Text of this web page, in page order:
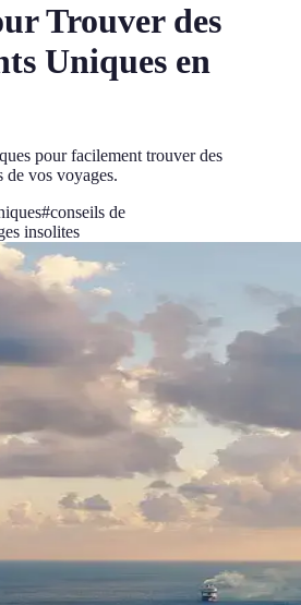
Trouver des
Uniques en
pour facilement trouver des
de vos voyages.
#conseils de
insolites